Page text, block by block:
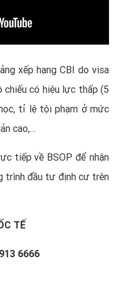
xếp hạng CBI do visa
chiếu có hiệu lực thấp (5
tỉ lệ tội phạm ở mức
cao,…
tiếp về BSOP để nhận
trình đầu tư định cư trên
TẾ
6666